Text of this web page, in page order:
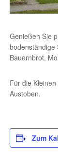
Genießen Sie
bodenständige
Bauernbrot,
Für die
Austoben.
Zum